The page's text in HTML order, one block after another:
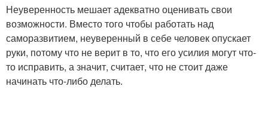
Неуверенность мешает адекватно оценивать свои
возможности. Вместо того чтобы работать над
саморазвитием, неуверенный в себе человек опускает
руки, потому что не верит в то, что его усилия могут что-
то исправить, а значит, считает, что не стоит даже
начинать что-либо делать.